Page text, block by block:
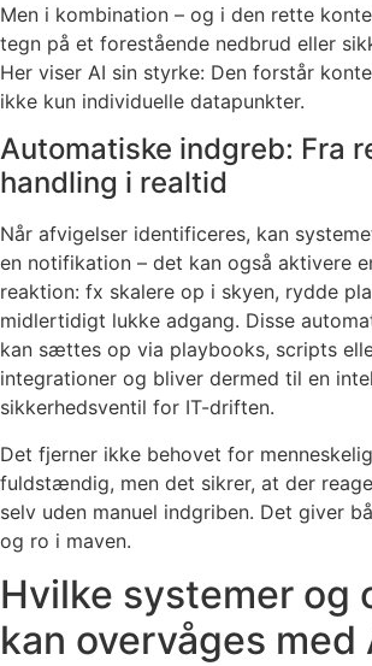
Men i kombination – og i den rette
tegn på et forestående nedbrud eller
Her viser AI sin styrke: Den forstår
ikke kun individuelle datapunkter.
Automatiske indgreb: Fra
handling i realtid
Når afvigelser identificeres, kan
en notifikation – det kan også aktivere
reaktion: fx skalere op i skyen, rydde
midlertidigt lukke adgang. Disse
kan sættes op via playbooks, scripts
integrationer og bliver dermed til en
sikkerhedsventil for IT-driften.
Det fjerner ikke behovet for
fuldstændig, men det sikrer, at der
selv uden manuel indgriben. Det giver
og ro i maven.
Hvilke systemer og
kan overvåges med